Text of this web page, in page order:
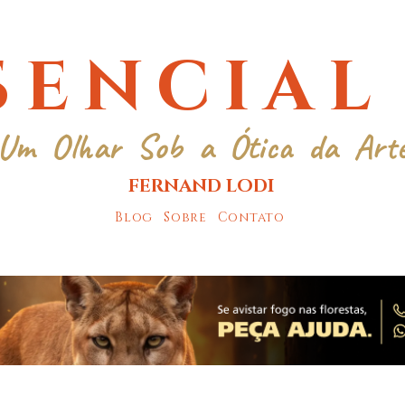
Olhar Sob a Ótica da
FERNAND LODI
Blog Sobre Contato